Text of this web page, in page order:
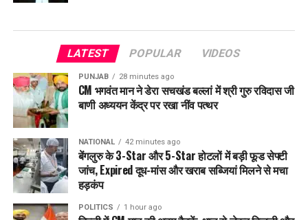
LATEST POPULAR VIDEOS
PUNJAB 28 minutes ago
CM भगवंत मान ने डेरा सचखंड बल्लां में श्री गुरु रविदास जी
बाणी अध्ययन केंद्र पर रखा नींव पत्थर
NATIONAL 42 minutes ago
बेंगलुरु के 3-Star और 5-Star होटलों में बड़ी फूड सेफ्टी
जांच, Expired दूध-मांस और खराब सब्जियां मिलने से मचा
हड़कंप
POLITICS 1 hour ago